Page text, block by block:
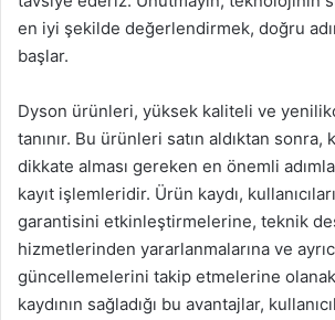
en iyi şekilde değerlendirmek, doğru
başlar.
Dyson ürünleri, yüksek kaliteli ve
tanınır. Bu ürünleri satın aldıktan sonra,
dikkate alması gereken en önemli
kayıt işlemleridir. Ürün kaydı,
garantisini etkinleştirmelerine, teknik
hizmetlerinden yararlanmalarına ve
güncellemelerini takip etmelerine olanak
kaydının sağladığı bu avantajlar,